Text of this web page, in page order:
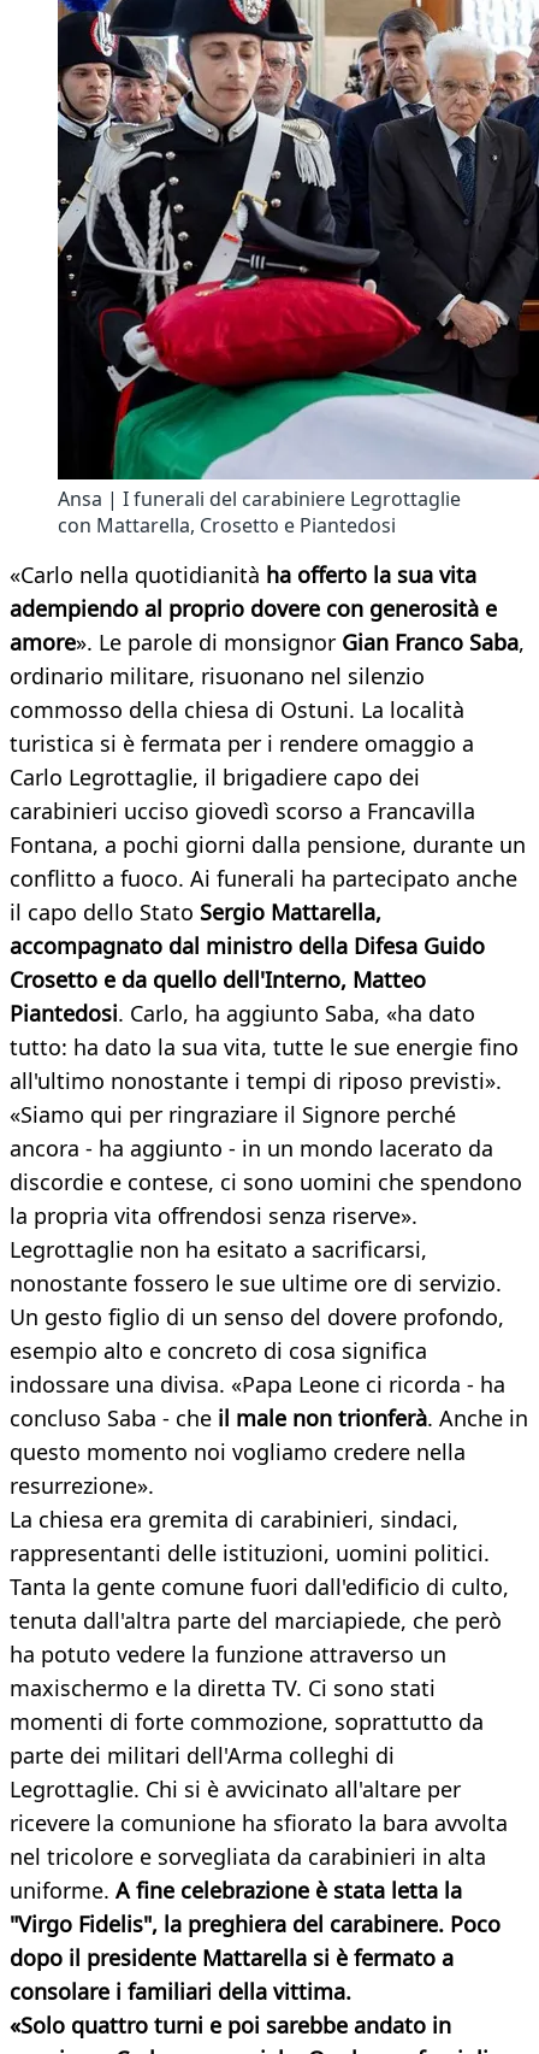
Ansa | I funerali del carabiniere Legrottaglie
con Mattarella, Crosetto e Piantedosi
«Carlo nella quotidianità ha offerto la sua vita
adempiendo al proprio dovere con generosità e
amore». Le parole di monsignor Gian Franco Saba,
ordinario militare, risuonano nel silenzio
commosso della chiesa di Ostuni. La località
turistica si è fermata per i rendere omaggio a
Carlo Legrottaglie, il brigadiere capo dei
carabinieri ucciso giovedì scorso a Francavilla
Fontana, a pochi giorni dalla pensione, durante un
conflitto a fuoco. Ai funerali ha partecipato anche
il capo dello Stato Sergio Mattarella,
accompagnato dal ministro della Difesa Guido
Crosetto e da quello dell'Interno, Matteo
Piantedosi. Carlo, ha aggiunto Saba, «ha dato
tutto: ha dato la sua vita, tutte le sue energie fino
all'ultimo nonostante i tempi di riposo previsti».
«Siamo qui per ringraziare il Signore perché
ancora - ha aggiunto - in un mondo lacerato da
discordie e contese, ci sono uomini che spendono
la propria vita offrendosi senza riserve».
Legrottaglie non ha esitato a sacrificarsi,
nonostante fossero le sue ultime ore di servizio.
Un gesto figlio di un senso del dovere profondo,
esempio alto e concreto di cosa significa
indossare una divisa. «Papa Leone ci ricorda - ha
concluso Saba - che il male non trionferà. Anche in
questo momento noi vogliamo credere nella
resurrezione».
La chiesa era gremita di carabinieri, sindaci,
rappresentanti delle istituzioni, uomini politici.
Tanta la gente comune fuori dall'edificio di culto,
tenuta dall'altra parte del marciapiede, che però
ha potuto vedere la funzione attraverso un
maxischermo e la diretta TV. Ci sono stati
momenti di forte commozione, soprattutto da
parte dei militari dell'Arma colleghi di
Legrottaglie. Chi si è avvicinato all'altare per
ricevere la comunione ha sfiorato la bara avvolta
nel tricolore e sorvegliata da carabinieri in alta
uniforme. A fine celebrazione è stata letta la
"Virgo Fidelis", la preghiera del carabinere. Poco
dopo il presidente Mattarella si è fermato a
consolare i familiari della vittima.
«Solo quattro turni e poi sarebbe andato in